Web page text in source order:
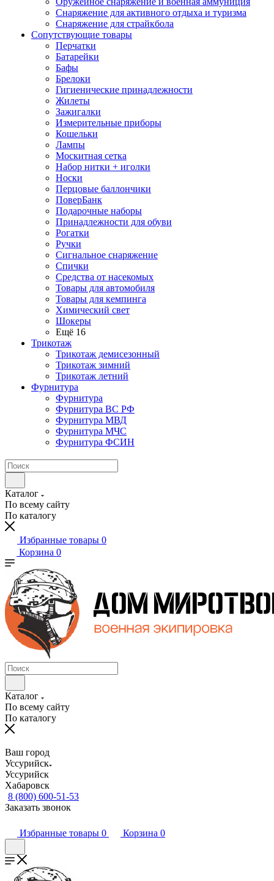
Снаряжение для активного отдыха и туризма
Снаряжение для страйкбола
Сопутствующие товары
Перчатки
Батарейки
Бафы
Брелоки
Гигиенические принадлежности
Жилеты
Зажигалки
Измерительные приборы
Кошельки
Лампы
Москитная сетка
Набор нитки + иголки
Носки
Перцовые баллончики
ПоверБанк
Подарочные наборы
Принадлежности для обуви
Рогатки
Ручки
Сигнальное снаряжение
Спички
Средства от насекомых
Товары для автомобиля
Товары для кемпинга
Химический свет
Шокеры
Ещё 16
Трикотаж
Трикотаж демисезонный
Трикотаж зимний
Трикотаж летний
Фурнитура
Фурнитура
Фурнитура ВС РФ
Фурнитура МВД
Фурнитура МЧС
Фурнитура ФСИН
Каталог
По всему сайту
По каталогу
Избранные товары 0
Корзина 0
Каталог
По всему сайту
По каталогу
Ваш город
Уссурийск
Уссурийск
Хабаровск
8 (800) 600-51-53
Заказать звонок
Избранные товары 0 Корзина 0